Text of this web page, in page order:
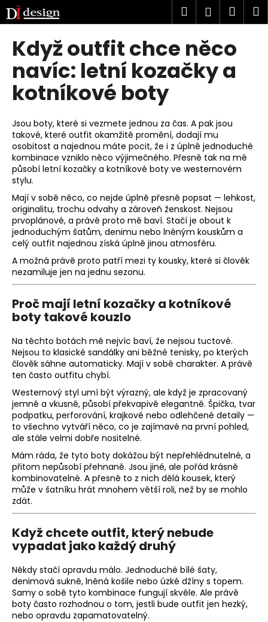
Přejít
na
obsah
Hledat
Když outfit chce něco
navíc: letní kozačky a
kotníkové boty
Jsou boty, které si vezmete jednou za čas. A pak jsou
takové, které outfit okamžitě promění, dodají mu
osobitost a najednou máte pocit, že i z úplně jednoduché
kombinace vzniklo něco výjimečného. Přesně tak na mě
působí letní kozačky a kotníkové boty ve westernovém
stylu.
Mají v sobě něco, co nejde úplně přesně popsat — lehkost,
originalitu, trochu odvahy a zároveň ženskost. Nejsou
prvoplánové, a právě proto mě baví. Stačí je obout k
jednoduchým šatům, denimu nebo lněným kouskům a
celý outfit najednou získá úplně jinou atmosféru.
A možná právě proto patří mezi ty kousky, které si člověk
nezamiluje jen na jednu sezonu.
Proč mají letní kozačky a kotníkové
boty takové kouzlo
Na těchto botách mě nejvíc baví, že nejsou tuctové.
Nejsou to klasické sandálky ani běžné tenisky, po kterých
člověk sáhne automaticky. Mají v sobě charakter. A právě
ten často outfitu chybí.
Westernový styl umí být výrazný, ale když je zpracovaný
jemně a vkusně, působí překvapivě elegantně. Špička, tvar
podpatku, perforování, krajkové nebo odlehčené detaily —
to všechno vytváří něco, co je zajímavé na první pohled,
ale stále velmi dobře nositelné.
Mám ráda, že tyto boty dokážou být nepřehlédnutelné, a
přitom nepůsobí přehnaně. Jsou jiné, ale pořád krásně
kombinovatelné. A přesně to z nich dělá kousek, který
může v šatníku hrát mnohem větší roli, než by se mohlo
zdát.
Když chcete outfit, který nebude
vypadat jako každý druhý
Někdy stačí opravdu málo. Jednoduché bílé šaty,
denimová sukně, lněná košile nebo úzké džíny s topem.
Samy o sobě tyto kombinace fungují skvěle. Ale právě
boty často rozhodnou o tom, jestli bude outfit jen hezký,
nebo opravdu zapamatovatelný.
K
o
C
o
p
t
ř
e
b
u
j
e
t
e
n
a
j
í
?
HLEDAT
D
o
p
o
r
u
č
u
j
e
m
e